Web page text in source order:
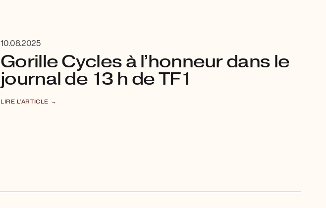
10.08.2025
Gorille Cycles à l’honneur dans le
journal de 13 h de TF1
LIRE L'ARTICLE